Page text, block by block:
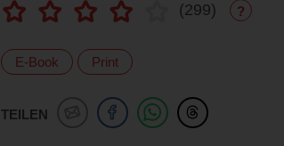
(299) ?
E-Book Print
TEILEN